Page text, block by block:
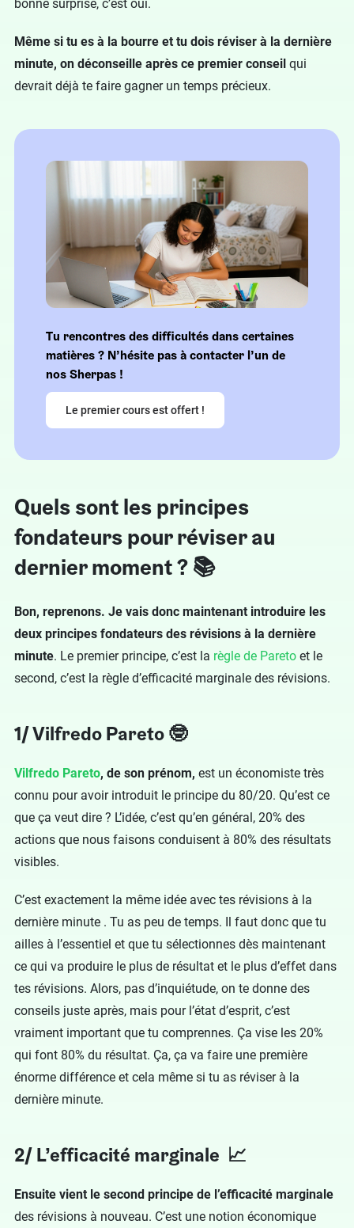
bonne surprise, c’est oui.
Même si tu es à la bourre et tu dois réviser à la dernière
minute, on déconseille après ce premier conseil qui
devrait déjà te faire gagner un temps précieux.
Tu rencontres des difficultés dans certaines
matières ? N’hésite pas à contacter l’un de
nos Sherpas !
Le premier cours est offert !
Quels sont les principes
fondateurs pour réviser au
dernier moment ? 📚
Bon, reprenons. Je vais donc maintenant introduire les
deux principes fondateurs des révisions à la dernière
minute. Le premier principe, c’est la règle de Pareto et le
second, c’est la règle d’efficacité marginale des révisions.
1/ Vilfredo Pareto 🤓
Vilfredo Pareto, de son prénom, est un économiste très
connu pour avoir introduit le principe du 80/20. Qu’est ce
que ça veut dire ? L’idée, c’est qu’en général, 20% des
actions que nous faisons conduisent à 80% des résultats
visibles.
C’est exactement la même idée avec tes révisions à la
dernière minute . Tu as peu de temps. Il faut donc que tu
ailles à l’essentiel et que tu sélectionnes dès maintenant
ce qui va produire le plus de résultat et le plus d’effet dans
tes révisions. Alors, pas d’inquiétude, on te donne des
conseils juste après, mais pour l’état d’esprit, c’est
vraiment important que tu comprennes. Ça vise les 20%
qui font 80% du résultat. Ça, ça va faire une première
énorme différence et cela même si tu as réviser à la
dernière minute.
2/ L’efficacité marginale 📈
Ensuite vient le second principe de l’efficacité marginale
des révisions à nouveau. C’est une notion économique